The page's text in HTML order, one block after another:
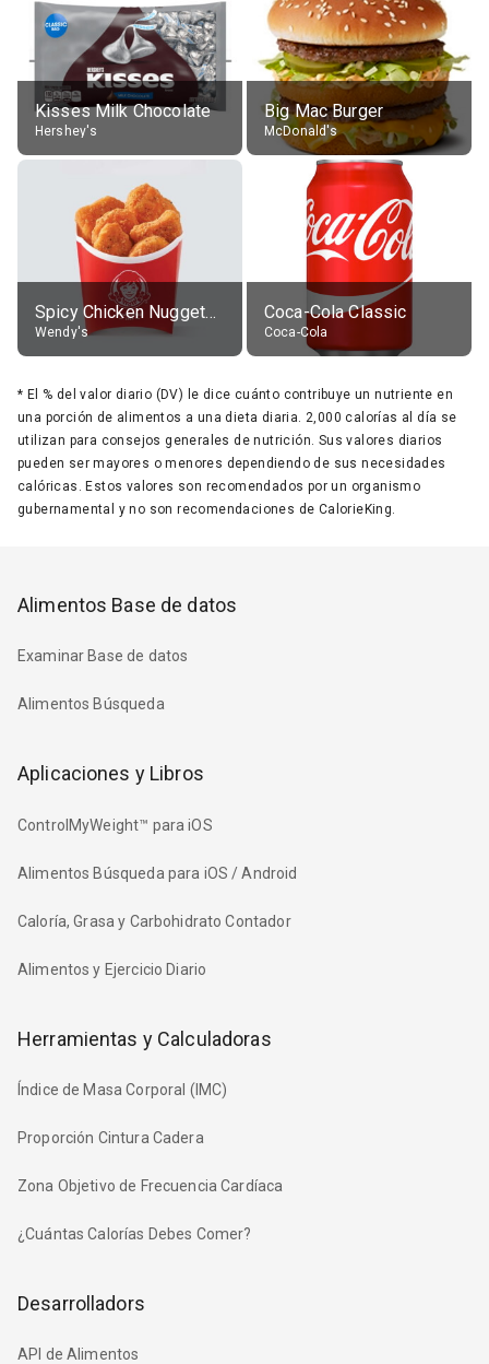
Kisses Milk Chocolate
Hershey's
Big Mac Burger
McDonald's
Spicy Chicken Nuggets, without sauce
Wendy's
Coca-Cola Classic
Coca-Cola
* El % del valor diario (DV) le dice cuánto contribuye un nutriente en
una porción de alimentos a una dieta diaria. 2,000 calorías al día se
utilizan para consejos generales de nutrición. Sus valores diarios
pueden ser mayores o menores dependiendo de sus necesidades
calóricas. Estos valores son recomendados por un organismo
gubernamental y no son recomendaciones de CalorieKing.
Alimentos Base de datos
Examinar Base de datos
Alimentos Búsqueda
Aplicaciones y Libros
ControlMyWeight™ para iOS
Alimentos Búsqueda para iOS / Android
Caloría, Grasa y Carbohidrato Contador
Alimentos y Ejercicio Diario
Herramientas y Calculadoras
Índice de Masa Corporal (IMC)
Proporción Cintura Cadera
Zona Objetivo de Frecuencia Cardíaca
¿Cuántas Calorías Debes Comer?
Desarrolladors
API de Alimentos